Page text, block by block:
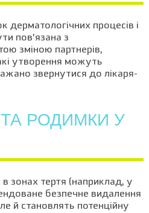
процесів і
пов’язана з
зміною партнерів,
утворення можуть
звернутися до лікаря-
РОДИМКИ У
зонах тертя (наприклад, у
безпечне видалення
й становлять потенційну